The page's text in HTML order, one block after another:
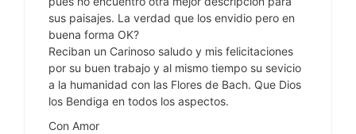
sus paisajes. La verdad que los envidio pero en
buena forma OK?
Reciban un Carinoso saludo y mis felicitaciones
por su buen trabajo y al mismo tiempo su sevicio
a la humanidad con las Flores de Bach. Que Dios
los Bendiga en todos los aspectos.
Con Amor